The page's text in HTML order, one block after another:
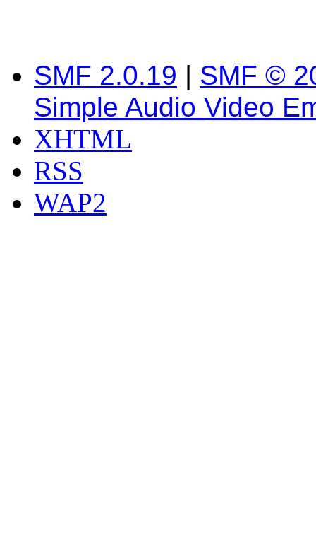
SMF 2.0.19 | SMF ©
Simple Audio Video
XHTML
RSS
WAP2